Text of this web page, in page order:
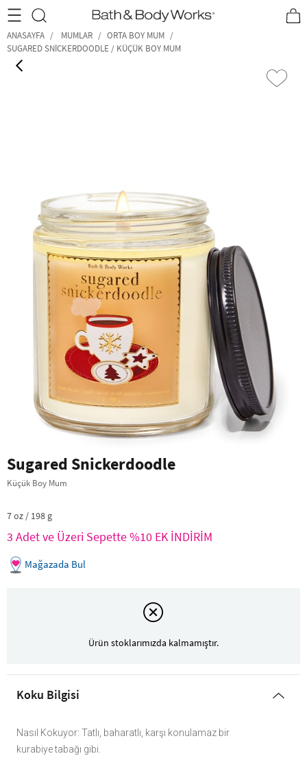
•2200₺ ve Üzeri Kargo Ücretsiz!• *Promosyon Detayları
ANASAYFA MUMLAR
ORTA BOY MUM
SUGARED SNICKERDOODLE / KÜÇÜK BOY MUM
‹
Sugared Snickerdoodle
Küçük Boy Mum
7 oz / 198 g
3 Adet ve Üzeri Sepette %10 EK İNDİRİM
Mağazada Bul
Ürün stoklarımızda kalmamıştır.
Koku Bilgisi
Nasıl Kokuyor: Tatlı, baharatlı, karşı konulamaz bir
kurabiye tabağı gibi.